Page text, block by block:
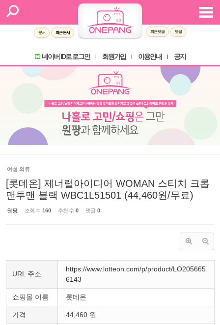
문서 최근 문서 최근 댓글 댓글
네이버 ID로 로그인 회원가입 이용안내 공지
여성 의류
[롯데온] 제너럴아이디어 WOMAN 스티치 크롭
맨투맨 블랙 WBC1L51501 (44,460원/무료)
원팡 조회 수 160 추천 수 0 댓글 0
URL 주소
https://www.lotteon.com/p/product/LO205665
6143
쇼핑몰 이름 롯데온
가격 44,460 원